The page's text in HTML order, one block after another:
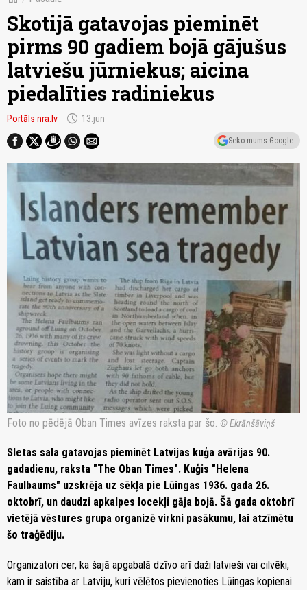
Skotijā gatavojas pieminēt
pirms 90 gadiem bojā gājušus
latviešu jūrniekus; aicina
piedalīties radiniekus
Portāls nra.lv schedule 13.jun
Seko mums Google
Foto no pēdējā Oban Times avīzes raksta par šo. © Ekrānšāviņš
Sletas sala gatavojas pieminēt Latvijas kuģa avārijas 90.
gadadienu, raksta "The Oban Times". Kuģis "Helena
Faulbaums" uzskrēja uz sēkļa pie Lūingas 1936. gada 26.
oktobrī, un daudzi apkalpes locekļi gāja bojā. Šā gada oktobrī
vietējā vēstures grupa organizē virkni pasākumu, lai atzīmētu
šo traģēdiju.
Organizatori cer, ka šajā apgabalā dzīvo arī daži latvieši vai cilvēki,
kam ir saistība ar Latviju, kuri vēlētos pievienoties Lūingas kopienai